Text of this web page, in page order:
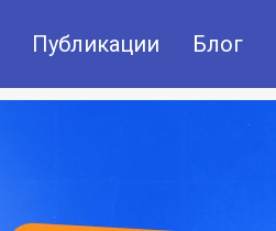
Публикации Блог